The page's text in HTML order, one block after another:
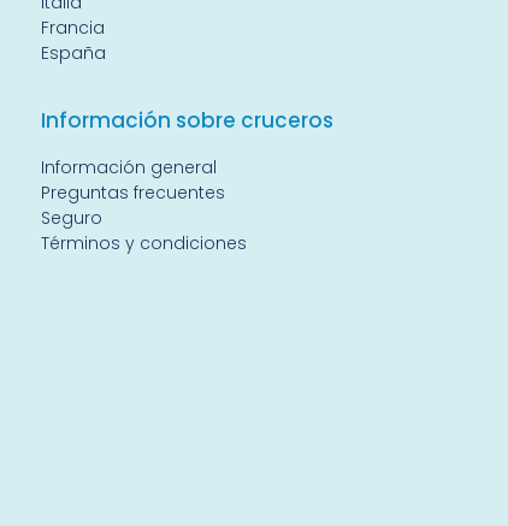
Francia
España
Información sobre cruceros
Información general
Preguntas frecuentes
Seguro
Términos y condiciones